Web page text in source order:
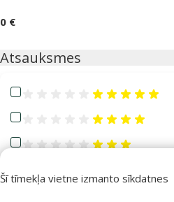
Šī tīmekļa vietne izmanto sīkdatnes
0 €
Atsauksmes
Atsauksmes 100%
Atsauksmes 80%
Atsauksmes 60%